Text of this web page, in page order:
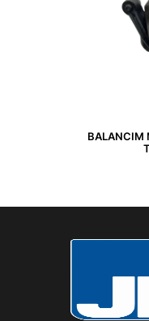
BALANCIM